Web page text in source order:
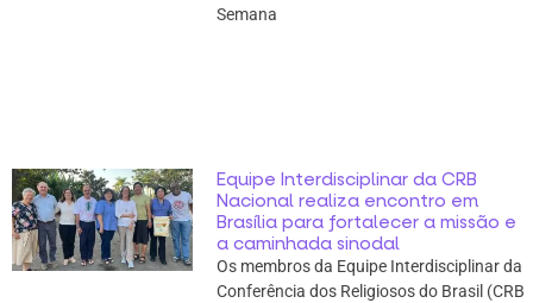
Semana
Equipe Interdisciplinar da CRB
Nacional realiza encontro em
Brasília para fortalecer a missão e
a caminhada sinodal
Os membros da Equipe Interdisciplinar da
Conferência dos Religiosos do Brasil (CRB